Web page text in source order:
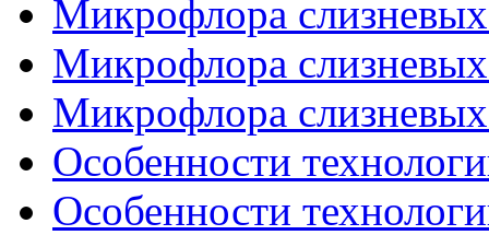
Микрофлора
Микрофлора
Микрофлора
Особенности
Особенности